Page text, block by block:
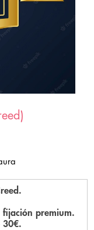
fijación premium.
30€.